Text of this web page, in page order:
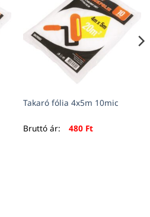
Takaró fólia 4x5m 10mic
Bruttó ár: 480 Ft